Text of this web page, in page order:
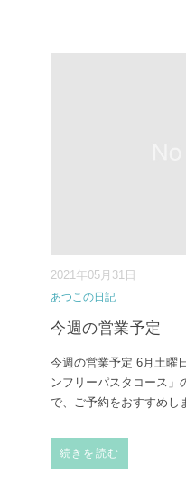
2021年05月31日
あつこの日記
今週の営業予定
今週の営業予定 6月土曜
ンフリーパスタコース」
で、ご予約をおすすめし
続きを読む